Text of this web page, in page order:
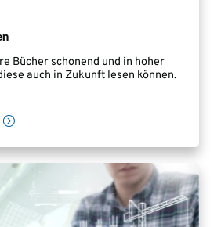
Bücher schonend und in hoher
auch in Zukunft lesen können.